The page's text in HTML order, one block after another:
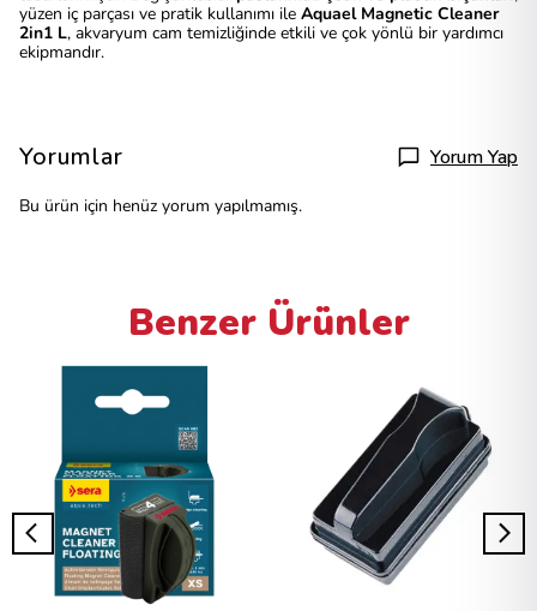
yüzen iç parçası ve pratik kullanımı ile Aquael Magnetic Cleaner
2in1 L, akvaryum cam temizliğinde etkili ve çok yönlü bir yardımcı
ekipmandır.
Yorumlar Yorum Yap
Bu ürün için henüz yorum yapılmamış.
Benzer Ürünler